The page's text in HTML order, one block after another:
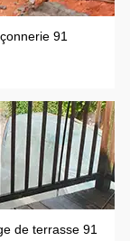
91
de terrasse 91